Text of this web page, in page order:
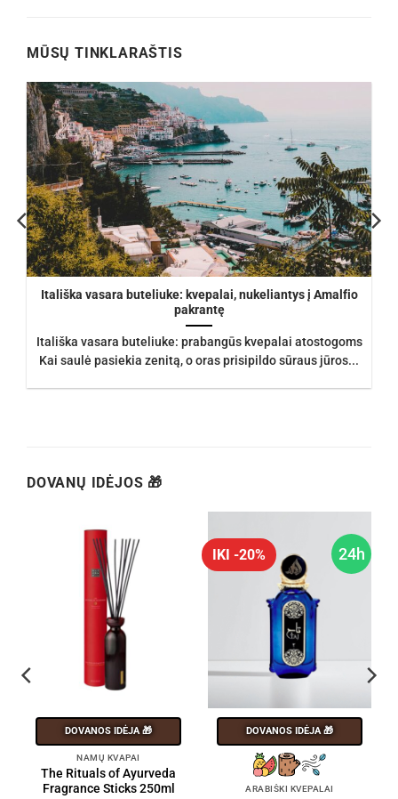
MŪSŲ TINKLARAŠTIS
Itališka vasara buteliuke: kvepalai, nukeliantys į Amalfio
pakrantę
Itališka vasara buteliuke: prabangūs kvepalai atostogoms
Kai saulė pasiekia zenitą, o oras prisipildo sūraus jūros...
DOVANŲ IDĖJOS 🎁
DOVANOS IDĖJA 🎁
NAMŲ KVAPAI
The Rituals of Ayurveda
Fragrance Sticks 250ml
24h
IKI -20%
DOVANOS IDĖJA 🎁
ARABIŠKI KVEPALAI